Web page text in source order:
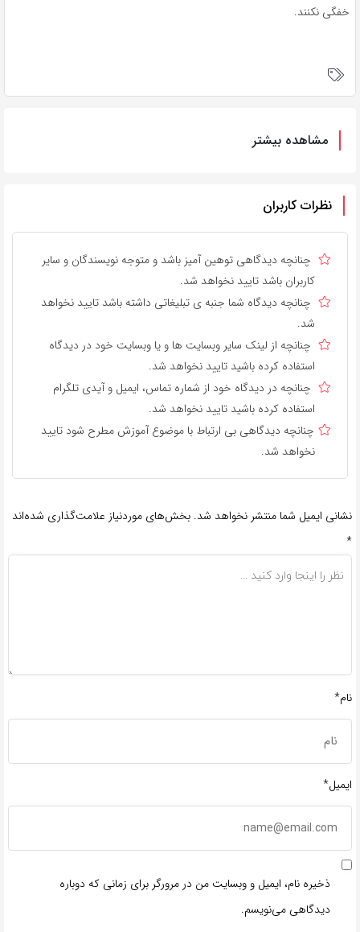
خفگی نکنند.
مشاهده بیشتر
نظرات کاربران
چنانچه دیدگاهی توهین آمیز باشد و متوجه نویسندگان و سایر
کاربران باشد تایید نخواهد شد.
چنانچه دیدگاه شما جنبه ی تبلیغاتی داشته باشد تایید نخواهد
شد.
چنانچه از لینک سایر وبسایت ها و یا وبسایت خود در دیدگاه
استفاده کرده باشید تایید نخواهد شد.
چنانچه در دیدگاه خود از شماره تماس، ایمیل و آیدی تلگرام
استفاده کرده باشید تایید نخواهد شد.
چنانچه دیدگاهی بی ارتباط با موضوع آموزش مطرح شود تایید
نخواهد شد.
نشانی ایمیل شما منتشر نخواهد شد. بخش‌های موردنیاز علامت‌گذاری شده‌اند
*
نام*
ایمیل*
ذخیره نام، ایمیل و وبسایت من در مرورگر برای زمانی که دوباره
دیدگاهی می‌نویسم.